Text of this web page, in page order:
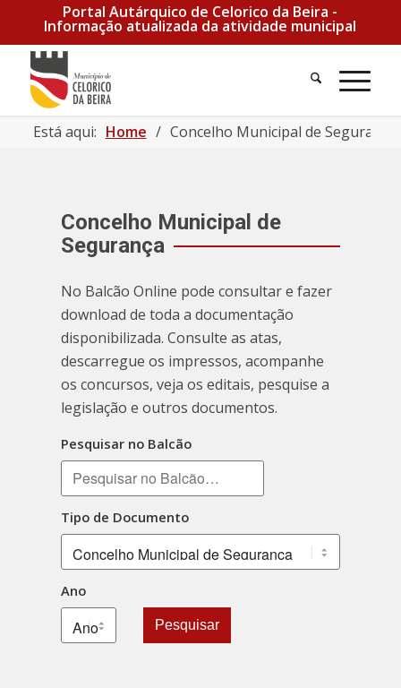
Portal Autárquico de Celorico da Beira -
Informação atualizada da atividade municipal
Pesquisa
Está aqui: Home / Concelho Municipal de Segurança
Concelho Municipal de
Segurança
No Balcão Online pode consultar e fazer
download de toda a documentação
disponibilizada. Consulte as atas,
descarregue os impressos, acompanhe
os concursos, veja os editais, pesquise a
legislação e outros documentos.
Pesquisar no Balcão
Tipo de Documento
Ano
Pesquisar